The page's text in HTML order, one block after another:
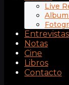
Live
Entrevistas
Notas
Cine
Libros
Contacto